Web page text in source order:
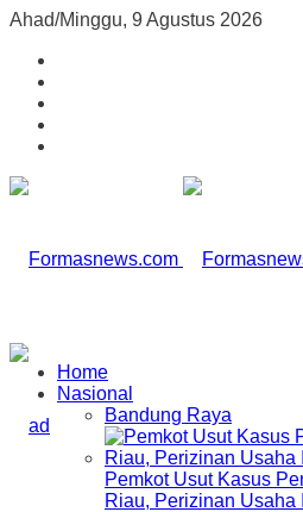
Ahad/Minggu, 9 Agustus 2026
Home
Nasional
Bandung Raya
Pemkot Usut Kasus
Riau, Perizinan Usaha